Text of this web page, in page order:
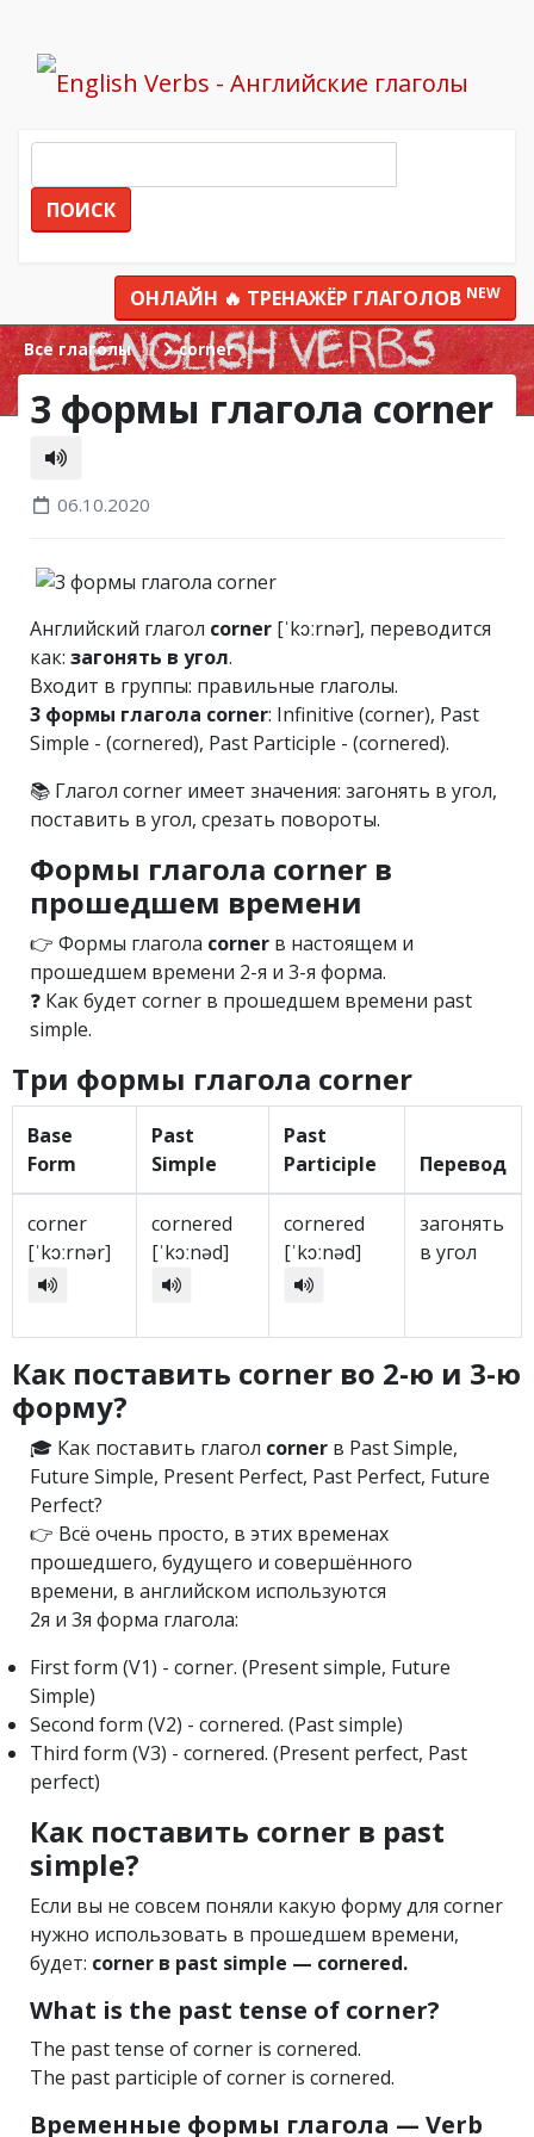
ПОИСК
ОНЛАЙН 🔥 ТРЕНАЖЁР ГЛАГОЛОВ NEW
Все глаголы corner
3 формы глагола corner
06.10.2020
Английский глагол corner [ˈkɔːrnər], переводится
как: загонять в угол.
Входит в группы: правильные глаголы.
3 формы глагола corner: Infinitive (corner), Past
Simple - (cornered), Past Participle - (cornered).
📚 Глагол corner имеет значения: загонять в угол,
поставить в угол, срезать повороты.
Формы глагола corner в
прошедшем времени
👉 Формы глагола corner в настоящем и
прошедшем времени 2-я и 3-я форма.
❓ Как будет corner в прошедшем времени past
simple.
Три формы глагола corner
Base
Form
Past
Simple
Past
Participle
Перевод
corner
[ˈkɔːrnər]
cornered
[ˈkɔːnəd]
cornered
[ˈkɔːnəd]
загонять
в угол
Как поставить corner во 2-ю и 3-ю
форму?
🎓 Как поставить глагол corner в Past Simple,
Future Simple, Present Perfect, Past Perfect, Future
Perfect?
👉 Всё очень просто, в этих временах
прошедшего, будущего и совершённого
времени, в английском используются
2я и 3я форма глагола:
First form (V1) - corner. (Present simple, Future
Simple)
Second form (V2) - cornered. (Past simple)
Third form (V3) - cornered. (Present perfect, Past
perfect)
Как поставить corner в past
simple?
Если вы не совсем поняли какую форму для corner
нужно использовать в прошедшем времени,
будет: corner в past simple — cornered.
What is the past tense of corner?
The past tense of corner is cornered.
The past participle of corner is cornered.
Временные формы глагола — Verb